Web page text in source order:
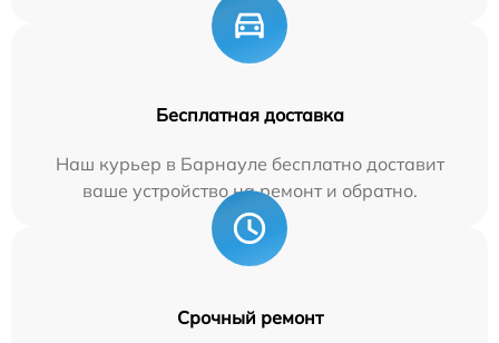
Бесплатная доставка
Наш курьер в Барнауле бесплатно доставит
ваше устройство на ремонт и обратно.
Срочный ремонт